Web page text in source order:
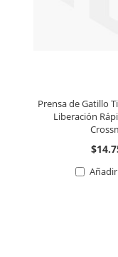
Prensa de Gatillo
Liberación